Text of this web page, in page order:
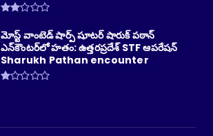
మోస్ట్ వాంటెడ్ షార్ప్ షూటర్ షారుక్ పఠాన్
ఎన్‌కౌంటర్‌లో హతం: ఉత్తరప్రదేశ్ STF ఆపరేషన్
Sharukh Pathan encounter